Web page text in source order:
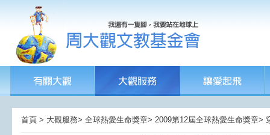
首頁 > 大觀服務> 全球熱愛生命獎章> 2009第12屆全球熱愛生命獎章>